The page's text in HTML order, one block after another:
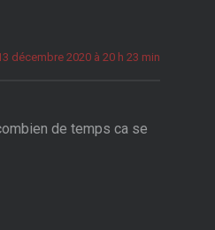
décembre 2020 à 20 h 23 min
de temps ca se